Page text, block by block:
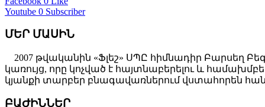
Youtube 0 Subscriber
ՄԵՐ ՄԱՍԻՆ
2007 թվականին «Ֆլեշ» ՍՊԸ հիմնադիր Բարսեղ
կառույց, որը կոչված է հայտնաբերելու և
կյանքի տարբեր բնագավառներում վստահորեն
ԲԱԺԻՆՆԵՐ